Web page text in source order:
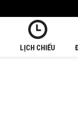
LỊCH CHIẾU